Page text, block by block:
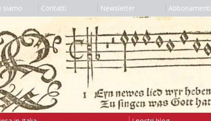
siamo Contatti Newsletter Abbonamenti